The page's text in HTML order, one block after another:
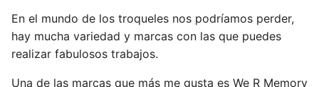
En el mundo de los troqueles nos podríamos perder,
hay mucha variedad y marcas con las que puedes
realizar fabulosos trabajos.
Una de las marcas que más me gusta es We R Memory